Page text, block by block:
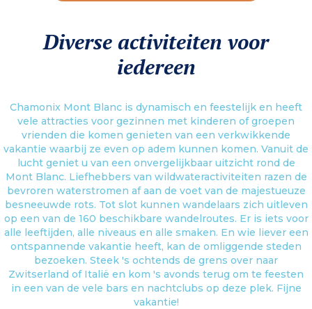
Diverse activiteiten voor
iedereen
Chamonix Mont Blanc is dynamisch en feestelijk en heeft
vele attracties voor gezinnen met kinderen of groepen
vrienden die komen genieten van een verkwikkende
vakantie waarbij ze even op adem kunnen komen. Vanuit de
lucht geniet u van een onvergelijkbaar uitzicht rond de
Mont Blanc. Liefhebbers van wildwateractiviteiten razen de
bevroren waterstromen af aan de voet van de majestueuze
besneeuwde rots. Tot slot kunnen wandelaars zich uitleven
op een van de 160 beschikbare wandelroutes. Er is iets voor
alle leeftijden, alle niveaus en alle smaken. En wie liever een
ontspannende vakantie heeft, kan de omliggende steden
bezoeken. Steek 's ochtends de grens over naar
Zwitserland of Italië en kom 's avonds terug om te feesten
in een van de vele bars en nachtclubs op deze plek. Fijne
vakantie!